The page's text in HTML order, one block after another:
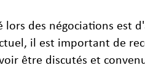
lors des négociations est
il est important de
être discutés et